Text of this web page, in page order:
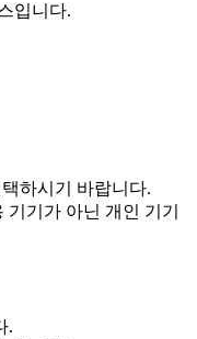
입니다.
하시기 바랍니다.
기가 아닌 개인 기기
.